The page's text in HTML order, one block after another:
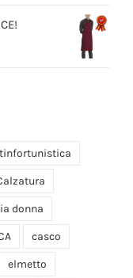
donna
casco
elmetto